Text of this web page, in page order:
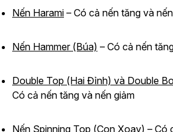
Nến Harami – Có cả nến tăng và
Nến Hammer (Búa) – Có cả nến
Double Top (Hai Đỉnh) và Double
Có cả nến tăng và nến giảm
Nến Spinning Top (Con Xoay) – Có